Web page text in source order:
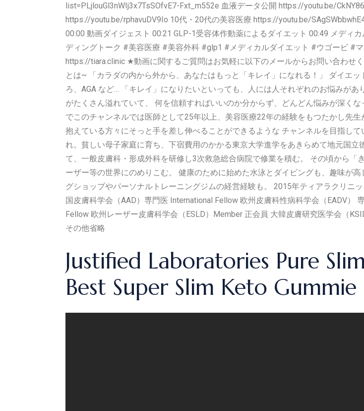
list=PLjlouGl3nWIj3x7TsSOfvE7-Fxt_m552e 血液データ公開 https://youtu.be/
https://youtu.be/rphavuDV9Io 10代・20代の美容医療 https://youtu.be/
00:00 動画ダイジェスト 00:21 GLP-1受容体作動薬によるダイエット 00:49 メディ
ディングトーク #美容医療 #美容外科 #glp1 #メディカルダイエット #ウゴービ #
https://tiara.clinic ★動画に関するご質問はお気軽に以下のメールからお問い合わせ
とは~ 「カラダの内から外から、あなたはもっと「キレイ」になれる！」 ダイエ
ろ、AGA など… 「キレイ」になりたいといっても、人には人それぞれのお悩みが
がたくさん溢れていて、 何を信頼すればいいのか分からず、どんどん悩みが深く
でこのチャンネルでは医師として25年以上、美容医療22年の経験をもつたかし先
抱えている方々にそっと手を差し伸べることができるような チャンネルを目指し
れ。貧しい母子家庭に育ち、下宿費用のかかる東京大学進学をあきらめて地元国
て、一般皮膚科・形成外科を研修し3次救急総合病院で修業を積む。 その頃から
ーザー等の世界にのめりこむ。 健康のために始めた水泳とダイビングも、趣味が
グショップやパーソナルトレーニングジムの経営経験も。 2015年ティアラクリニ
国皮膚科学会（AAD）専門医 International Fellow 欧州皮膚科性病科学会（EADV）
Fellow 欧州レーザー皮膚科学会（ESLD）Member 正会員 大韓皮膚研究医学会（
その他省略
Justified Laboratories Pure
Best Super Slim Keto Gummie